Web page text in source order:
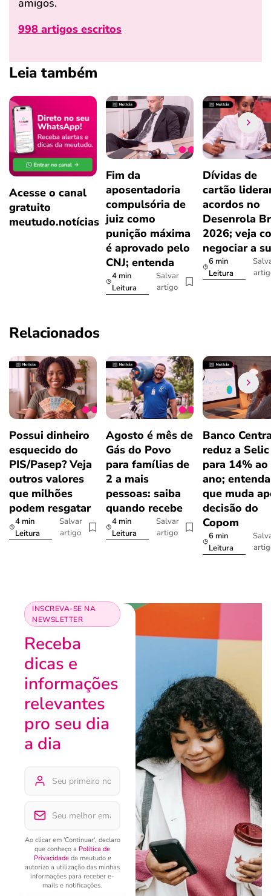
998 artigos escritos
Leia também
Acesse o canal
gratuito
meutudo.notícias
Fim da
aposentadoria
compulsória de
juiz como
punição máxima
é aprovado pelo
CNJ; entenda
4 min
Leitura
Salvar
artigo
Dívidas de
cartão
acordos no
Desenrola
2026; veja
negociar a
6 min
Leitura
Relacionados
Possui dinheiro
esquecido do
PIS/Pasep? Veja
outros valores
que milhões
podem resgatar
4 min
Leitura
Salvar
artigo
Agosto é mês de
Gás do Povo
para famílias de
2 a mais
pessoas: saiba
quando recebe
4 min
Leitura
Salvar
artigo
Banco
reduz a Selic
para 14% ao
ano;
que muda
decisão do
Copom
6 min
Leitura
INSCREVA-SE NA
NEWSLETTER
Receba
dicas e
informações
relevantes
pro seu dia
a dia
Ao clicar em 'Continuar', declaro
que conheço a Política de
Privacidadeda meutudo e
autorizo a utilização das minhas
informações para receber e-
mails e notificações.